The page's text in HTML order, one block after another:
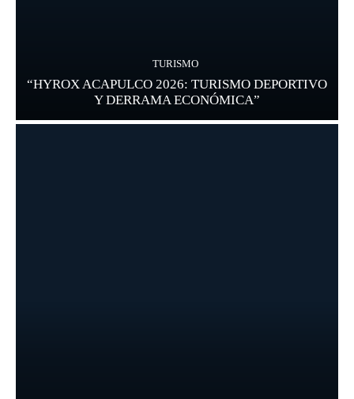
TURISMO
“HYROX ACAPULCO 2026: TURISMO DEPORTIVO
Y DERRAMA ECONÓMICA”